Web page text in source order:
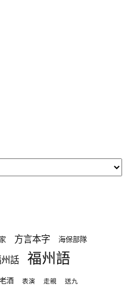
方言本字 海保部隊
話 福州語
老酒 表演 走親 送九